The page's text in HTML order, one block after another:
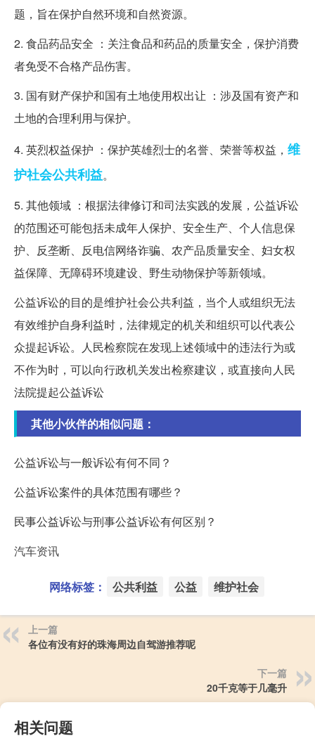
题，旨在保护自然环境和自然资源。
2. 食品药品安全 ：关注食品和药品的质量安全，保护消费
者免受不合格产品伤害。
3. 国有财产保护和国有土地使用权出让 ：涉及国有资产和
土地的合理利用与保护。
4. 英烈权益保护 ：保护英雄烈士的名誉、荣誉等权益， 维
护社会公共利益。
5. 其他领域 ：根据法律修订和司法实践的发展，公益诉讼
的范围还可能包括未成年人保护、安全生产、个人信息保
护、反垄断、反电信网络诈骗、农产品质量安全、妇女权
益保障、无障碍环境建设、野生动物保护等新领域。
公益诉讼的目的是维护社会公共利益，当个人或组织无法
有效维护自身利益时，法律规定的机关和组织可以代表公
众提起诉讼。人民检察院在发现上述领域中的违法行为或
不作为时，可以向行政机关发出检察建议，或直接向人民
法院提起公益诉讼
其他小伙伴的相似问题：
公益诉讼与一般诉讼有何不同？
公益诉讼案件的具体范围有哪些？
民事公益诉讼与刑事公益诉讼有何区别？
汽车资讯
网络标签： 公共利益 公益 维护社会
上一篇
各位有没有好的珠海周边自驾游推荐呢
下一篇
20千克等于几毫升
相关问题